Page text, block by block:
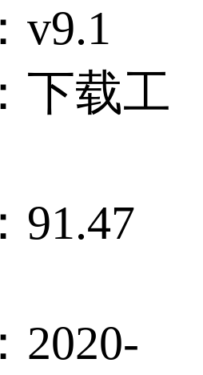
v9.1
下载工
91.47
2020-